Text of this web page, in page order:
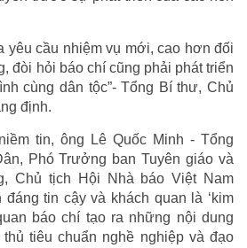
yêu cầu nhiệm vụ mới, cao hơn đối
đòi hỏi báo chí cũng phải phát triển
cùng dân tộc”- Tổng Bí thư, Chủ
định.
tin, ông Lê Quốc Minh - Tổng
Phó Trưởng ban Tuyên giáo và
Chủ tịch Hội Nhà báo Việt Nam
tin cậy và khách quan là ‘kim
báo chí tạo ra những nội dung
tiêu chuẩn nghề nghiệp và đạo